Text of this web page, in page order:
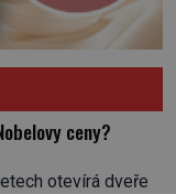
ceny?
otevírá dveře